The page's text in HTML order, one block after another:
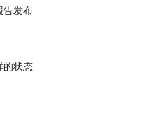
告发布
的状态